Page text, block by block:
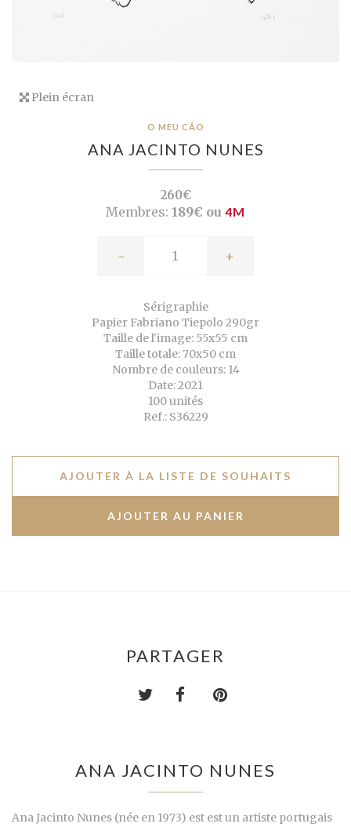
Plein écran
O MEU CÃO
ANA JACINTO NUNES
260€
Membres: 189€ ou 4M
- +
Sérigraphie
Papier Fabriano Tiepolo 290gr
Taille de l'image: 55x55 cm
Taille totale: 70x50 cm
Nombre de couleurs: 14
Date: 2021
100 unités
Ref.: S36229
AJOUTER À LA LISTE DE SOUHAITS
PARTAGER
ANA JACINTO NUNES
Ana Jacinto Nunes (née en 1973) est est un artiste portugais